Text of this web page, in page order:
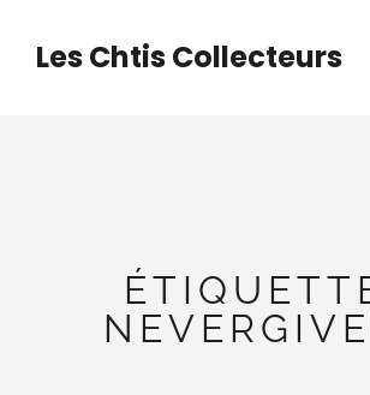
contenuLes Chtis Collecteurs